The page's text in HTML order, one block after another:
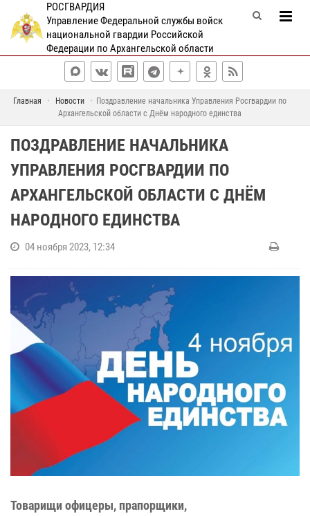
РОСГВАРДИЯ
Управление Федеральной службы войск
национальной гвардии Российской
Федерации по Архангельской области
Главная Новости
Поздравление начальника Управления Росгвардии по
Архангельской области с Днём народного единства
ПОЗДРАВЛЕНИЕ НАЧАЛЬНИКА
УПРАВЛЕНИЯ РОСГВАРДИИ ПО
АРХАНГЕЛЬСКОЙ ОБЛАСТИ С ДНЁМ
НАРОДНОГО ЕДИНСТВА
04 ноября 2023, 12:34
Товарищи офицеры, прапорщики,